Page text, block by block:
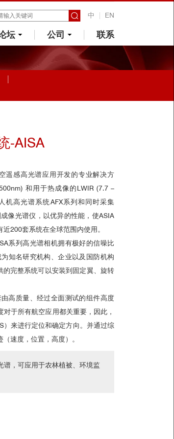
中 EN
坛 公司 联系
-AISA
遥感高光谱应用开发的专业解决方
和用于热成像的LWIR (7.7 –
机高光谱系统AFX系列和同时采集
像光谱仪，以优异的性能，使ASIA
200套系统在全球范围内使用。
系列高光谱相机拥有极好的信噪比
知名研究机构、企业以及国防机构
的完整系统可以安装到固定翼、旋转
高质量、经过全面测试的组件高度
于所有航空应用都关重要，因此，
）来进行定位和确定方向。并通过综
速度，位置，高度）。
谱，可应用于农林植被、环境监